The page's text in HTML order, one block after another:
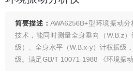
简要描述：AWA6256B+型环境振动
技术，能同时测量全身垂向（W.B.z
级）、全身水平（W.B.x-y）计权振级
级。满足GB/T 10071-1988 《环境振